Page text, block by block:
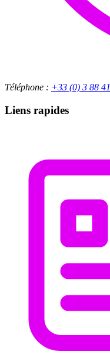
Téléphone : +33 (0) 3 88
Liens rapides